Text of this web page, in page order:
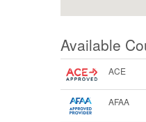
Available
ACE
AFAA